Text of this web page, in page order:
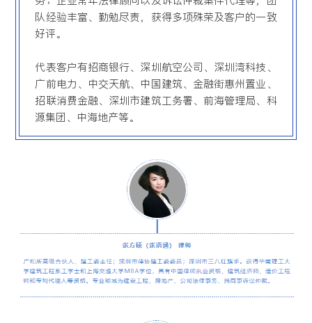
队经验丰富、勤勉尽责，获得多项殊荣及客户的一致
好评。
代表客户有招商银行、深圳航空公司、深圳湾科技、
广前电力、中交天航、中国建筑、金融街惠州置业、
招联消费金融、深圳市建筑工务署、前海管理局、科
源集团、中海地产等。